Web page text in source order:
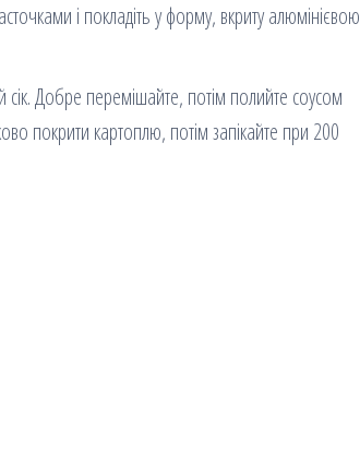
і покладіть у форму, вкриту алюмінієвою
Добре перемішайте, потім полийте соусом
покрити картоплю, потім запікайте при 200